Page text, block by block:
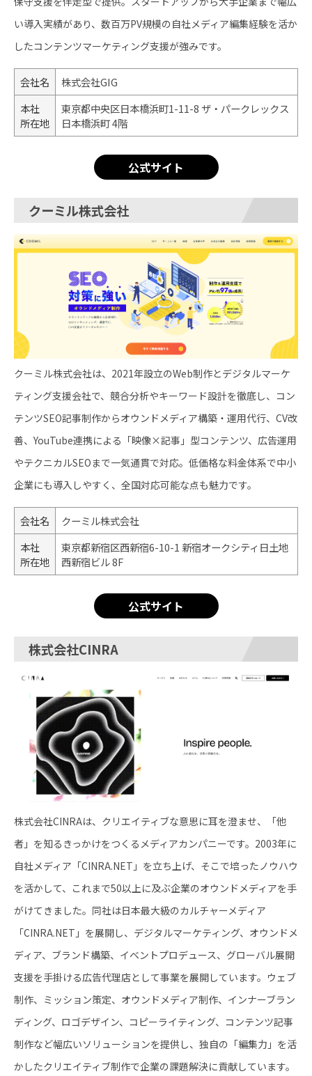
い導入実績があり、数百万PV規模の自社メディア編集経験を活か
したコンテンツマーケティング支援が強みです。
会社名
株式会社GIG
本社
所在地
東京都中央区日本橋浜町1-11-8 ザ・パークレックス
日本橋浜町 4階
公式サイト
クーミル株式会社
クーミル株式会社は、2021年設立のWeb制作とデジタルマーケ
ティング支援会社で、競合分析やキーワード設計を徹底し、コン
テンツSEO記事制作からオウンドメディア構築・運用代行、CV改
善、YouTube連携による「映像×記事」型コンテンツ、広告運用
やテクニカルSEOまで一気通貫で対応。低価格な料金体系で中小
企業にも導入しやすく、全国対応可能な点も魅力です。
会社名
クーミル株式会社
本社
所在地
東京都新宿区西新宿6-10-1 新宿オークシティ日土地
西新宿ビル 8F
公式サイト
株式会社CINRA
株式会社CINRAは、クリエイティブな意思に耳を澄ませ、「他
者」を知るきっかけをつくるメディアカンパニーです。2003年に
自社メディア「CINRA.NET」を立ち上げ、そこで培ったノウハウ
を活かして、これまで50以上に及ぶ企業のオウンドメディアを手
がけてきました。同社は日本最大級のカルチャーメディア
「CINRA.NET」を展開し、デジタルマーケティング、オウンドメ
ディア、ブランド構築、イベントプロデュース、グローバル展開
支援を手掛ける広告代理店として事業を展開しています。ウェブ
制作、ミッション策定、オウンドメディア制作、インナーブラン
ディング、ロゴデザイン、コピーライティング、コンテンツ記事
制作など幅広いソリューションを提供し、独自の「編集力」を活
かしたクリエイティブ制作で企業の課題解決に貢献しています。